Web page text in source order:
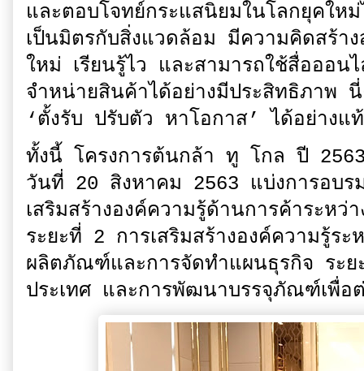
และตอบโจทย์กระแสนิยมในโลกยุคใ
เป็นมิตรกับสิ่งแวดล้อม มีความคิดสร้า
ใหม่ เรียนรู้ไว และสามารถใช้สื่อออน
จำหน่ายสินค้าได้อย่างมีประสิทธิภาพ
‘ตั้งรับ ปรับตัว หาโอกาส’ ได้อย่างแ
ทั้งนี้ โครงการต้นกล้า ทู โกล ปี
วันที่ 20 สิงหาคม 2563 แบ่งการอบ
เสริมสร้างองค์ความรู้ด้านการค้าระหว่
ระยะที่ 2 การเสริมสร้างองค์ความรู้ระ
ผลิตภัณฑ์และการจัดทำแผนธุรกิจ ระย
ประเทศ และการพัฒนาบรรจุภัณฑ์เพื่